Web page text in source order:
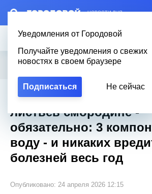
– НОВОСТИ ДНЯ
Уведомления от Городовой
Получайте уведомления о свежих
новостях в своем браузере
Подписаться Не сейчас
Новости Эксклюзив Вопросы о
Городовой Полезное / При появлении молодых
обязательно: 3 компонента в воду - и никаких
При появлении
листьев смородине -
обязательно: 3
воду - и никаких
болезней весь год
Опубликовано: 24 апреля 2026 12:15